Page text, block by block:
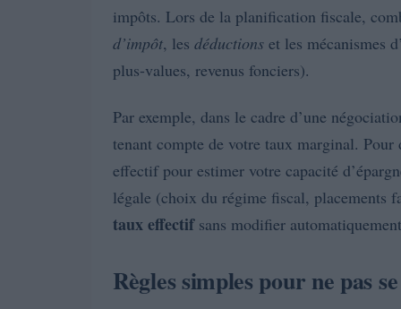
impôts. Lors de la planification fiscale,
d’impôt, les déductions et les mécanismes
plus-values, revenus fonciers).
Par exemple, dans le cadre d’une
tenant compte de votre taux marginal. Pour
effectif pour estimer votre capacité
légale (choix du régime fiscal, placements
taux effectifsans modifier
Règles simples pour ne pas